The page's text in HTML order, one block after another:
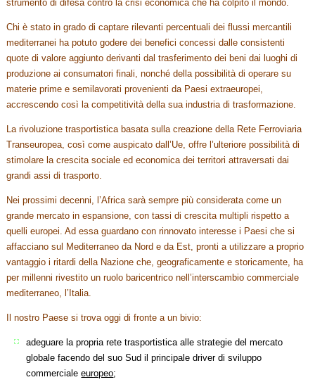
strumento di difesa contro la crisi economica che ha colpito il mondo.
Chi è stato in grado di captare rilevanti percentuali dei flussi mercantili
mediterranei ha potuto godere dei benefici concessi dalle consistenti
quote di valore aggiunto derivanti dal trasferimento dei beni dai luoghi di
produzione ai consumatori finali, nonché della possibilità di operare su
materie prime e semilavorati provenienti da Paesi extraeuropei,
accrescendo così la competitività della sua industria di trasformazione.
La rivoluzione trasportistica basata sulla creazione della Rete Ferroviaria
Transeuropea, così come auspicato dall’Ue, offre l’ulteriore possibilità di
stimolare la crescita sociale ed economica dei territori attraversati dai
grandi assi di trasporto.
Nei prossimi decenni, l’Africa sarà sempre più considerata come un
grande mercato in espansione, con tassi di crescita multipli rispetto a
quelli europei. Ad essa guardano con rinnovato interesse i Paesi che si
affacciano sul Mediterraneo da Nord e da Est, pronti a utilizzare a proprio
vantaggio i ritardi della Nazione che, geograficamente e storicamente, ha
per millenni rivestito un ruolo baricentrico nell’interscambio commerciale
mediterraneo, l’Italia.
Il nostro Paese si trova oggi di fronte a un bivio:
adeguare la propria rete trasportistica alle strategie del mercato
globale facendo del suo Sud il principale driver di sviluppo
commercialeeuropeo;